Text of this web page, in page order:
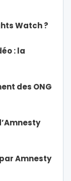
Watch ?
: la
des ONG
Amnesty